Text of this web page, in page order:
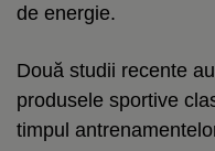
de energie.
Două studii recente
produsele sportive
timpul